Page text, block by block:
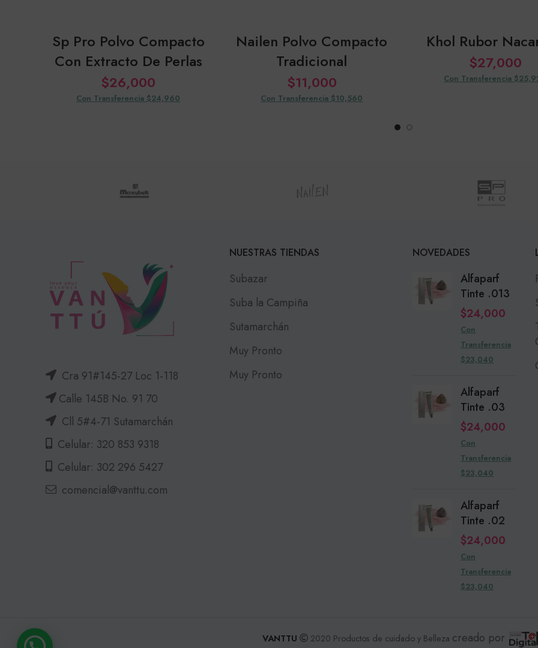
Sp Pro Polvo Compacto
Con Extracto De Perlas
$26,000
Con Transferencia $24,960
Nailen Polvo Compacto
Tradicional
$11,000
Con Transferencia $10,560
Khol Rubor
$27,000
Con Transferencia
Cra 91#145-27 Loc 1-118
Calle 145B No. 91 70
Cll 5#4-71 Sutamarchán
Celular: 320 853 9318
Celular: 302 296 5427
comencial@vanttu.com
NUESTRAS TIENDAS
Subazar
Suba la Campiña
Sutamarchán
Muy Pronto
Muy Pronto
NOVEDADES
Alfaparf
Tinte .013
$24,000
Con
Transferencia
$23,040
Alfaparf
Tinte .03
$24,000
Con
Transferencia
$23,040
Alfaparf
Tinte .02
$24,000
Con
Transferencia
$23,040
VANTTU 2020 Productos de cuidado y Belleza creado por